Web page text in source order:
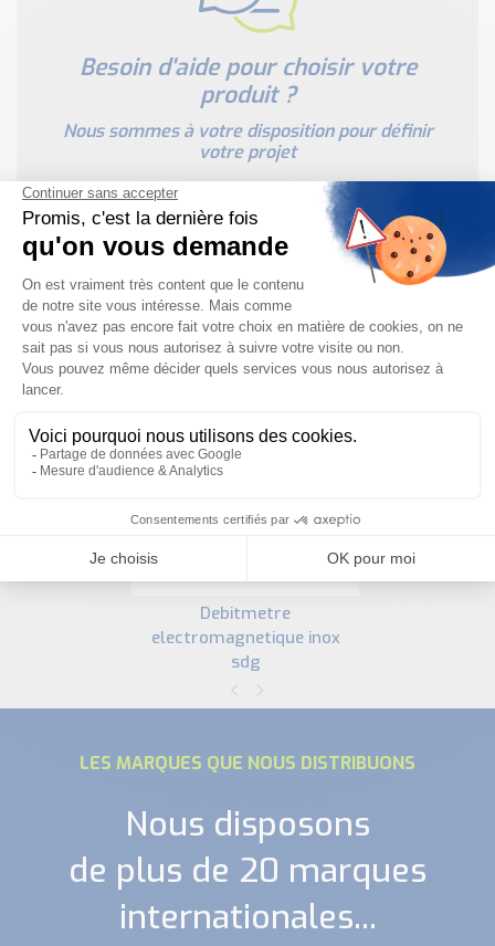
Besoin d'aide pour choisir votre
produit ?
Nous sommes à votre disposition pour définir
votre projet
NOUS CONTACTER
debitmetre
electromagnetique inox
sdg
LES MARQUES QUE NOUS DISTRIBUONS
Nous disposons
de plus de 20 marques
internationales...